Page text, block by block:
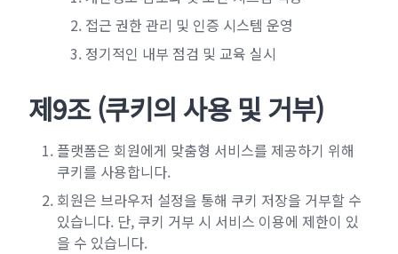
접근 권한 관리 및 인증 시스템 운영
정기적인 내부 점검 및 교육 실시
제9조 (쿠키의 사용 및 거부)
플랫폼은 회원에게 맞춤형 서비스를 제공하기 위해
쿠키를 사용합니다.
회원은 브라우저 설정을 통해 쿠키 저장을 거부할 수
있습니다. 단, 쿠키 거부 시 서비스 이용에 제한이 있
을 수 있습니다.